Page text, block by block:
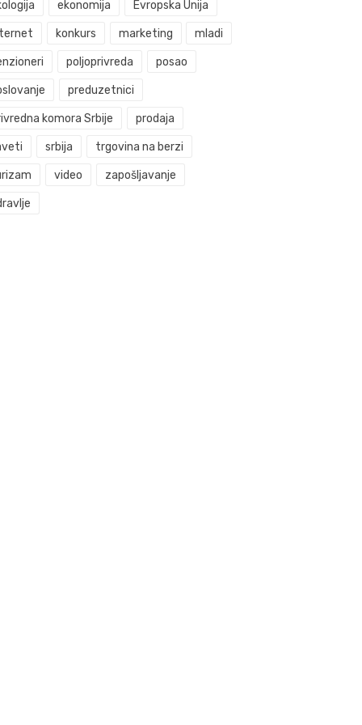
ekonomija Evropska Unija
konkurs marketing mladi
poljoprivreda posao
preduzetnici
komora Srbije prodaja
srbija trgovina na berzi
video zapošljavanje